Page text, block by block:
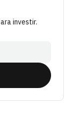
investir.